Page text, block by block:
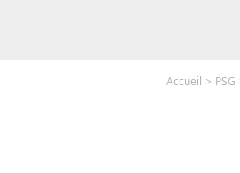
Accueil PSG